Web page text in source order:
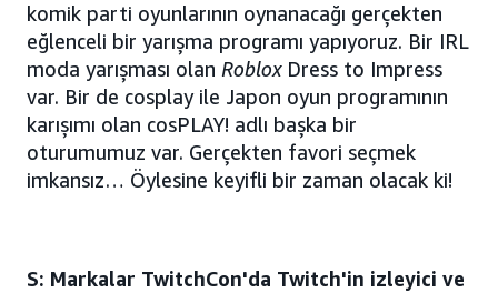
komik parti oyunlarının oynanacağı gerçekten
eğlenceli bir yarışma programı yapıyoruz. Bir IRL
moda yarışması olan RobloxDress to Impress
var. Bir de cosplay ile Japon oyun programının
karışımı olan cosPLAY! adlı başka bir
oturumumuz var. Gerçekten favori seçmek
imkansız… Öylesine keyifli bir zaman olacak ki!
S: Markalar TwitchCon'da Twitch'in izleyici ve